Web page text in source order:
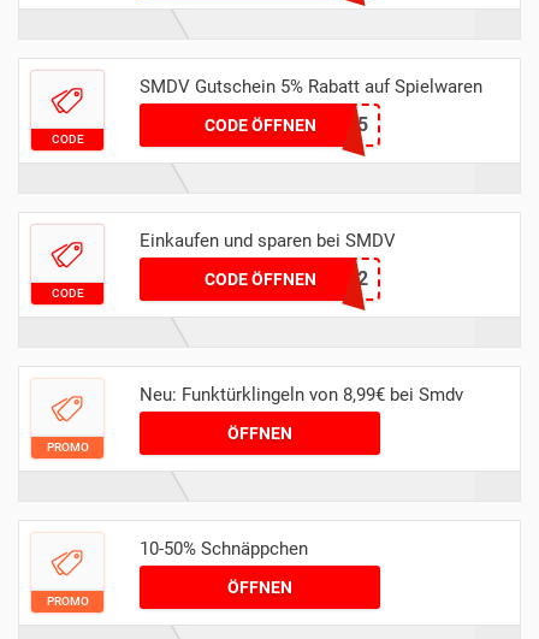
CODE
SMDV Gutschein 5% Rabatt auf Spielwaren
CODE ÖFFNENSPIELE5
CODE
Einkaufen und sparen bei SMDV
CODE ÖFFNEN
JINGLESALE22
PROMO
Neu: Funktürklingeln von 8,99€ bei Smdv
ÖFFNEN
PROMO
10-50% Schnäppchen
ÖFFNEN